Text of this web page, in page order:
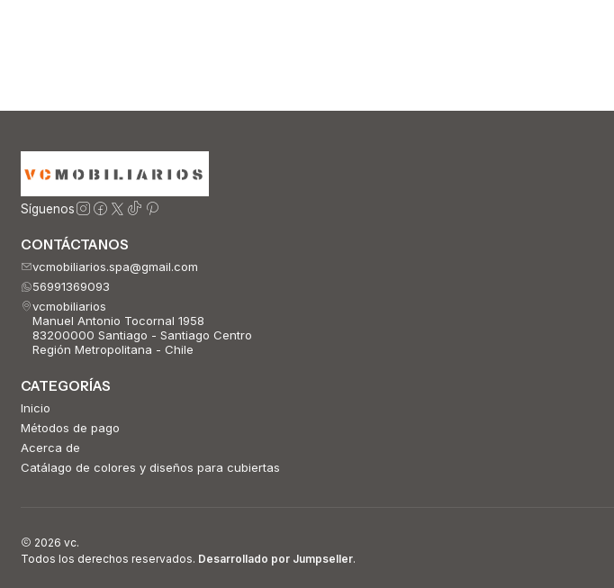
Síguenos
CONTÁCTANOS
vcmobiliarios.spa@gmail.com
56991369093
vcmobiliarios
Manuel Antonio Tocornal 1958
83200000 Santiago - Santiago Centro
Región Metropolitana - Chile
CATEGORÍAS
Inicio
Métodos de pago
Acerca de
Catálago de colores y diseños para cubiertas
2026 vc.
Todos los derechos reservados. Desarrollado por Jumpseller.